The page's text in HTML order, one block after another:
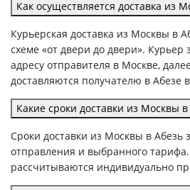
Как осуществляется доставка из
Курьерская доставка из Москвы в
схеме «от двери до двери». Курьер
адресу отправителя в Москве,
доставляются получателю в Абезе
Какие сроки доставки из Москвы в
Сроки доставки из Москвы в Абезь
отправления и выбранного
рассчитываются индивидуально